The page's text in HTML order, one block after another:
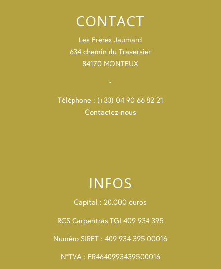
CONTACT
Les Frères Jaumard
634 chemin du Traversier
84170 MONTEUX
-
Téléphone : (+33) 04 90 66 82 21
Contactez-nous
INFOS
Capital : 20.000 euros
RCS Carpentras TGI 409 934 395
Numéro SIRET : 409 934 395 00016
N°TVA : FR4640993439500016